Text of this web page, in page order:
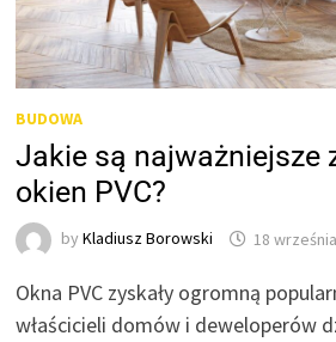
BUDOWA
Jakie są najważniejsze
okien PVC?
byKladiusz Borowski 18
Okna PVC zyskały ogromną
właścicieli domów i deweloperów